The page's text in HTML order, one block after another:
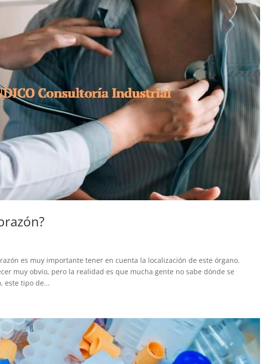
es muy importante tener en cuenta la localización de este órgano.
muy obvio, pero la realidad es que mucha gente no sabe dónde se
este tipo de...